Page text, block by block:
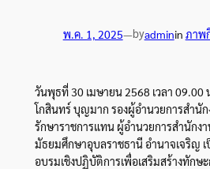
พ.ค. 1, 2025—byadminin ภาพ
วนพุธที่ 30 เมษายน 2568 เวลา 09.00
โกสินทร์ บุญมาก รองผู้อำนวยการสำนั
รักษาราชการแทน ผู้อำนวยการสำนักง
มัธยมศึกษาอุบลราชธานี อำนาจเจริญ
อบรมเชิงปฏิบัติการเพื่อเสริมสร้างทักษ